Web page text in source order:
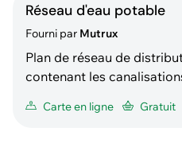
Réseau d'eau potable
Fourni par Mutrux
Plan de réseau de
contenant les
bornes hydrantes, etc.)
Carte en ligne Gratuit